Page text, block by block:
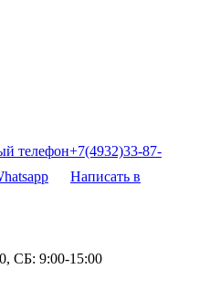
телефон+7(4932)33-87-
Написать в
СБ: 9:00-15:00